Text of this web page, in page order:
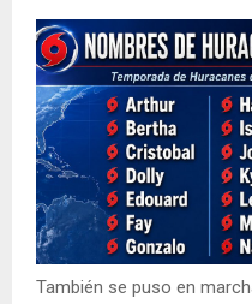
También se puso en